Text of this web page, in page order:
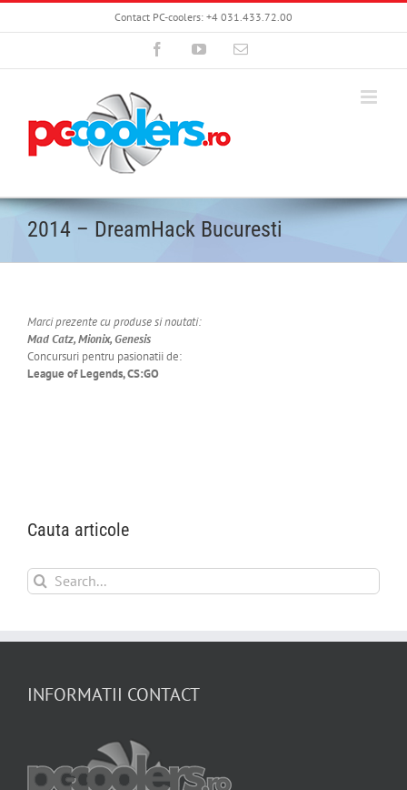
Skip
Contact PC-coolers: +4 031.433.72.00
FacebookYouTubeEmail
2014 – DreamHack Bucuresti
Marci prezente cu produse si noutati:
Mad Catz, Mionix, Genesis
Concursuri pentru pasionatii de:
League of Legends, CS:GO
Cauta articole
Search
for:
INFORMATII CONTACT